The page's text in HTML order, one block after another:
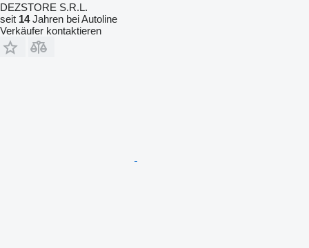
DEZSTORE S.R.L.
seit 14Jahren bei Autoline
Verkäufer kontaktieren